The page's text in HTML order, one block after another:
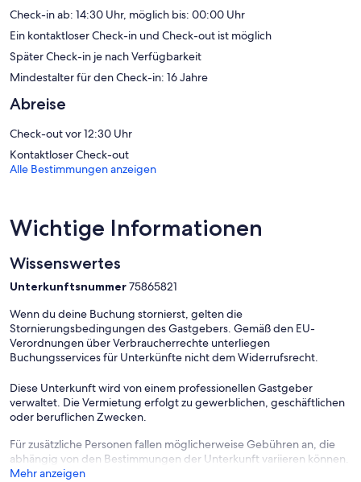
Zum Freizeitangebot vor Ort gehört Folgendes: 4 Außenpools.
Die unten aufgeführten Freizeitaktivitäten werden entweder vor
Ort oder in der Nähe angeboten. Es können dabei Gebühren
anfallen.
Diese Villa verfügt über einen Wellnessbereich, in dem dir
Entspannung und Erholung geboten werden. Der Wellnessbereich
verfügt über ein Dampfbad. Dieses Spa ist täglich geöffnet.
Check-in ab: 14:30 Uhr, möglich bis: 00:00 Uhr
Ein kontaktloser Check-in und Check-out ist möglich
Später Check-in je nach Verfügbarkeit
Mindestalter für den Check-in: 16 Jahre
Abreise
Check-out vor 12:30 Uhr
Kontaktloser Check-out
Alle Bestimmungen anzeigen
Wichtige Informationen
Wissenswertes
Unterkunftsnummer75865821
Wenn du deine Buchung stornierst, gelten die
Stornierungsbedingungen des Gastgebers. Gemäß den EU-
Verordnungen über Verbraucherrechte unterliegen
Buchungsservices für Unterkünfte nicht dem Widerrufsrecht.
Diese Unterkunft wird von einem professionellen Gastgeber
verwaltet. Die Vermietung erfolgt zu gewerblichen, geschäftlichen
oder beruflichen Zwecken.
Für zusätzliche Personen fallen möglicherweise Gebühren an, die
abhängig von den Bestimmungen der Unterkunft variieren können.
Mehr anzeigen